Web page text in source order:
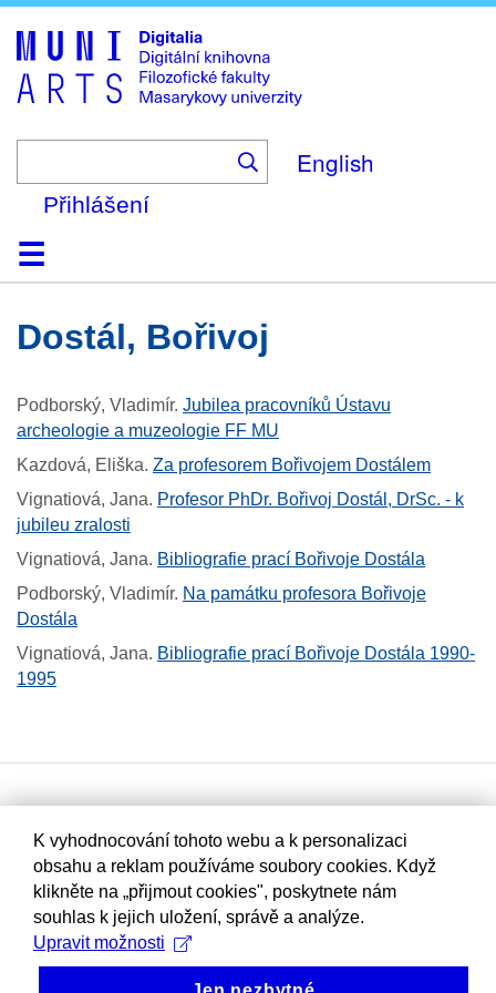
to
main
content
English
Přihlášení
DomůKolekce
Prohlížení
Vyhledávání
O platformě
Nápověda
KontaktDigitalia
Dostál, Bořivoj
Podborský, Vladimír. Jubilea pracovníků Ústavu
archeologie a muzeologie FF MU
Kazdová, Eliška. Za profesorem Bořivojem Dostálem
Vignatiová, Jana. Profesor PhDr. Bořivoj Dostál, DrSc. - k
jubileu zralosti
Vignatiová, Jana. Bibliografie prací Bořivoje Dostála
Podborský, Vladimír. Na památku profesora Bořivoje
Dostála
Vignatiová, Jana. Bibliografie prací Bořivoje Dostála 1990-
1995
K vyhodnocování tohoto webu a k personalizaci
obsahu a reklam používáme soubory cookies. Když
klikněte na „přijmout cookies", poskytnete nám
souhlas k jejich uložení, správě a analýze.
Upravit možnosti